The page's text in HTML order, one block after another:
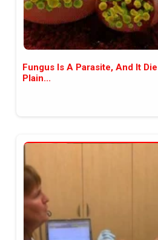
Fungus Is A Parasite, And It
Plain...